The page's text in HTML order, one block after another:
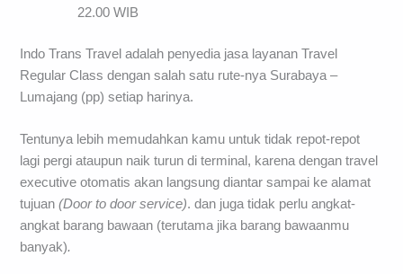
22.00 WIB
Indo Trans Travel adalah penyedia jasa layanan Travel
Regular Class dengan salah satu rute-nya Surabaya –
Lumajang (pp) setiap harinya.
Tentunya lebih memudahkan kamu untuk tidak repot-repot
lagi pergi ataupun naik turun di terminal, karena dengan travel
executive otomatis akan langsung diantar sampai ke alamat
tujuan(Door to door service). dan juga tidak perlu angkat-
angkat barang bawaan (terutama jika barang bawaanmu
banyak).